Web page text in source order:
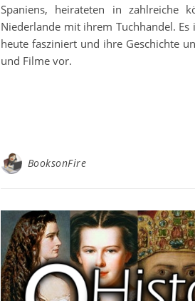
Spaniens, heirateten in zahlreiche
Niederlande mit ihrem Tuchhandel.
heute fasziniert und ihre Geschichte
und Filme vor.
BooksonFire